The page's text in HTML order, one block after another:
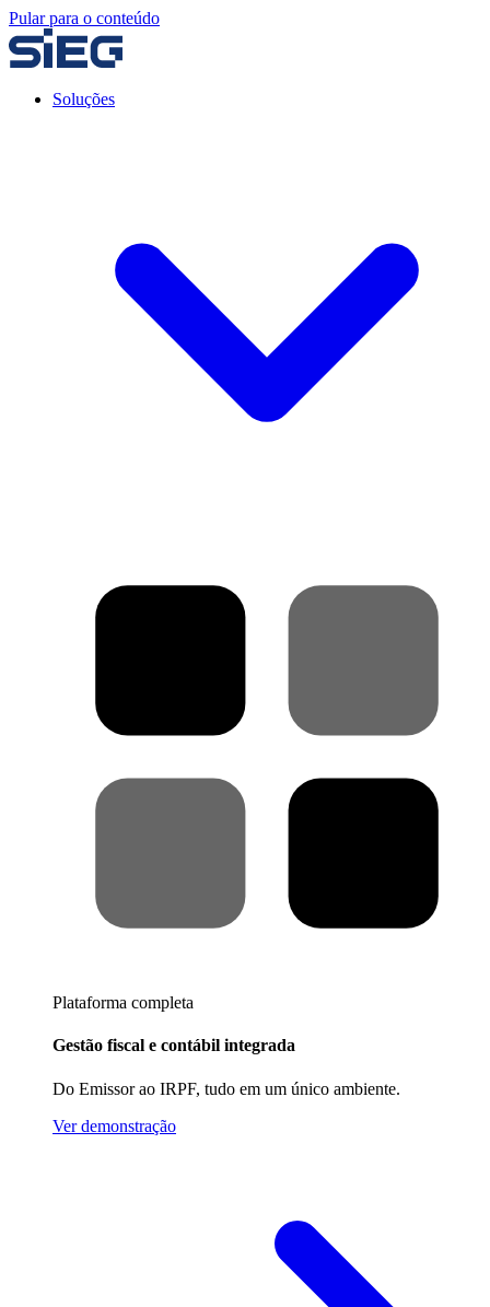
Pular para o conteúdo
Soluções
Plataforma completa
Gestão fiscal e contábil integrada
Do Emissor ao IRPF, tudo em um único ambiente.
Ver demonstração